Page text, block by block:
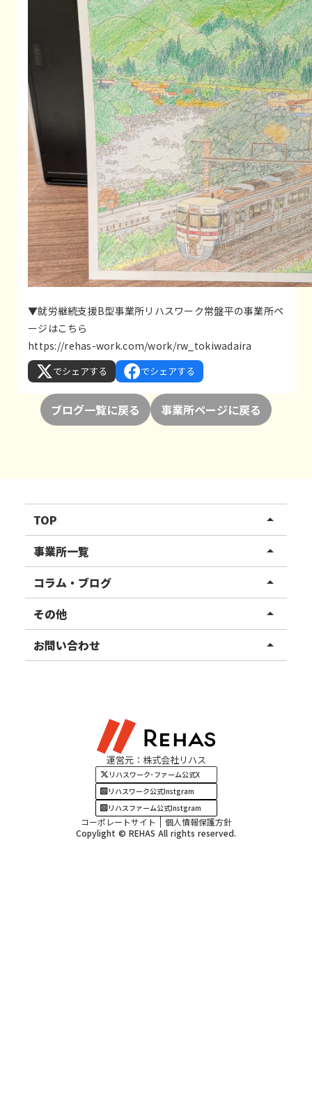
▼就労継続支援B型事業所リハスワーク常盤平の事業所ペ
ージはこちら
https://rehas-work.com/work/rw_tokiwadaira
でシェアする でシェアする
ブログ一覧に戻る 事業所ページに戻る
TOP arrow_drop_up
リハスワーク
リハスファーム
事業所一覧 arrow_drop_up
関東エリア
東北エリア
甲信越エリア
四国・九州エリア
コラム・ブログ arrow_drop_up
事業所ブログ
ご利用者様の声
その他 arrow_drop_up
お知らせ
お問い合わせ arrow_drop_up
運営元：株式会社リハス
リハスワーク･ファーム公式X
リハスワーク公式Instgram
リハスファーム公式Instgram
コーポレートサイト
個人情報保護方針
Copylight © REHAS All rights reserved.